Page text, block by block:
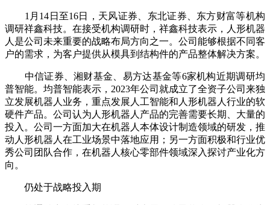
1月14日至16日，天风证券、东北证券、东方财富等机构
调研祥鑫科技。在接受机构调研时，祥鑫科技表示，人形机器
人是公司未来重要的战略布局方向之一。公司能够根据不同客
户的需求，为客户提供从模具到结构件的产品整体解决方案。
中信证券、湘财基金、易方达基金等6家机构近期调研均
普智能。均普智能表示，2023年公司就成立了全资子公司来独
立发展机器人业务，重点发展人工智能和人形机器人行业的软
硬件产品。公司认为人形机器人产品的完善需要长期、大量的
投入。公司一方面加大在机器人本体设计制造领域的研发，推
动人形机器人在工业场景中落地应用；另一方面积极和行业优
秀公司团队合作，在机器人核心零部件领域深入探讨产业化方
向。
仍处于战略投入期